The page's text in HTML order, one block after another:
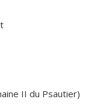
II du Psautier)